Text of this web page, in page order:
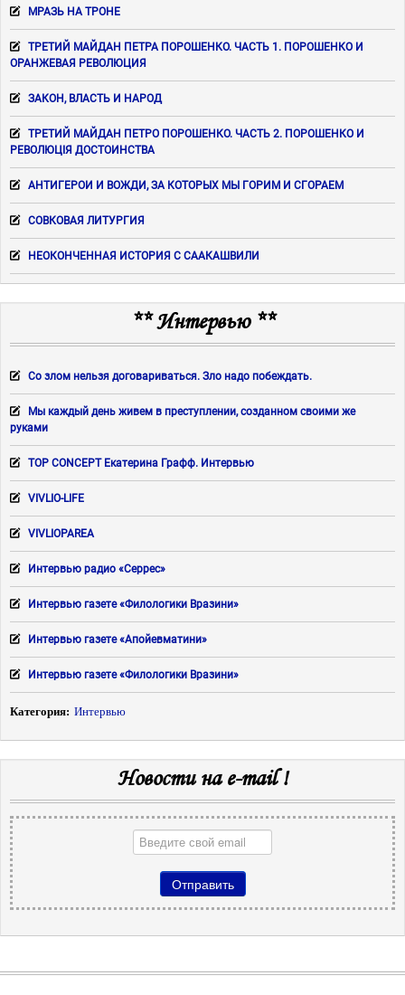
МРАЗЬ НА ТРОНЕ
ТРЕТИЙ МАЙДАН ПЕТРА ПОРОШЕНКО. ЧАСТЬ 1. ПОРОШЕНКО И
ОРАНЖЕВАЯ РЕВОЛЮЦИЯ
ЗАКОН, ВЛАСТЬ И НАРОД
ТРЕТИЙ МАЙДАН ПЕТРО ПОРОШЕНКО. ЧАСТЬ 2. ПОРОШЕНКО И
РЕВОЛЮЦІЯ ДОСТОИНСТВА
АНТИГЕРОИ И ВОЖДИ, ЗА КОТОРЫХ МЫ ГОРИМ И СГОРАЕМ
СОВКОВАЯ ЛИТУРГИЯ
НЕОКОНЧЕННАЯ ИСТОРИЯ С СААКАШВИЛИ
** Интервью **
Со злом нельзя договариваться. Зло надо побеждать.
Мы каждый день живем в преступлении, созданном своими же
руками
TOP CONCEPT Екатерина Графф. Интервью
VIVLIO-LIFE
VIVLIOPAREA
Интервью радио «Серрес»
Интервью газете «Филологики Вразини»
Интервью газете «Апойевматини»
Интервью газете «Филологики Вразини»
Категория: Интервью
Новости на e-mail !